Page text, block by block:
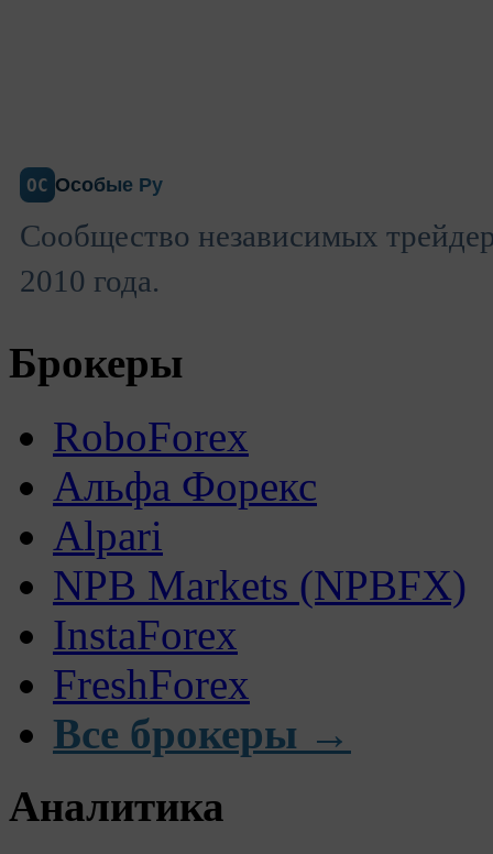
ОС Особые Ру
Сообщество независимых
2010 года.
Брокеры
RoboForex
Альфа Форекс
Alpari
NPB Markets (NPBFX)
InstaForex
FreshForex
Все брокеры →
Аналитика